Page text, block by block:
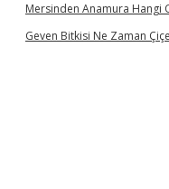
Mersinden Anamura Hangi
Geven Bitkisi Ne Zaman